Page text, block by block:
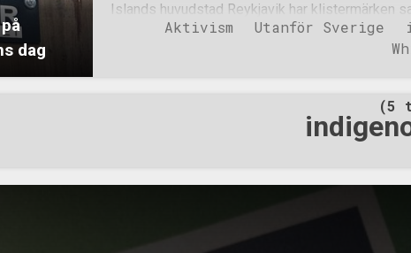
dag
Islands huvudstad Reykjavik har klistermärken
Munkedal och Uddevalla I de bägge
banderoller. Klistermärken har satts upp runt
Bergens kommun. Enorma skyltar sattes upp
tutade och gav tummen upp. Ett stort antal
Aktivism Utanför Sverige
(5